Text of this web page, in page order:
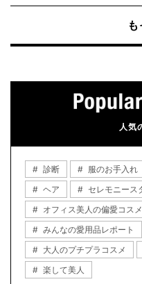
人気
診断 服のお手入れ
ヘア
セレモニース
オフィス美人の偏愛コスメ
みんなの愛用品レポート
大人のプチプラコスメ
楽して美人